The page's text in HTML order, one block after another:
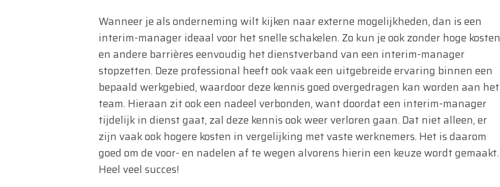
Wanneer je als onderneming wilt kijken naar externe mogelijkheden, dan is een
interim-manager ideaal voor het snelle schakelen. Zo kun je ook zonder hoge kosten
en andere barrières eenvoudig het dienstverband van een interim-manager
stopzetten. Deze professional heeft ook vaak een uitgebreide ervaring binnen een
bepaald werkgebied, waardoor deze kennis goed overgedragen kan worden aan het
team. Hieraan zit ook een nadeel verbonden, want doordat een interim-manager
tijdelijk in dienst gaat, zal deze kennis ook weer verloren gaan. Dat niet alleen, er
zijn vaak ook hogere kosten in vergelijking met vaste werknemers. Het is daarom
goed om de voor- en nadelen af te wegen alvorens hierin een keuze wordt gemaakt.
Heel veel succes!